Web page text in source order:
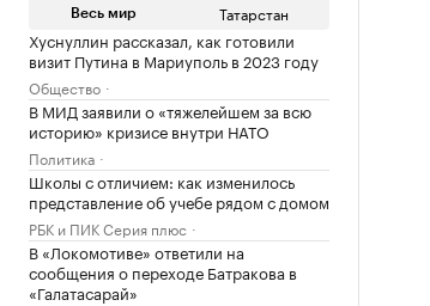
Весь мир Татарстан
Хуснуллин рассказал, как готовили
визит Путина в Мариуполь в 2023 году
Общество
В МИД заявили о «тяжелейшем за всю
историю» кризисе внутри НАТО
Политика
Школы с отличием: как изменилось
представление об учебе рядом с домом
РБК и ПИК Серия плюс
В «Локомотиве» ответили на
сообщения о переходе Батракова в
«Галатасарай»